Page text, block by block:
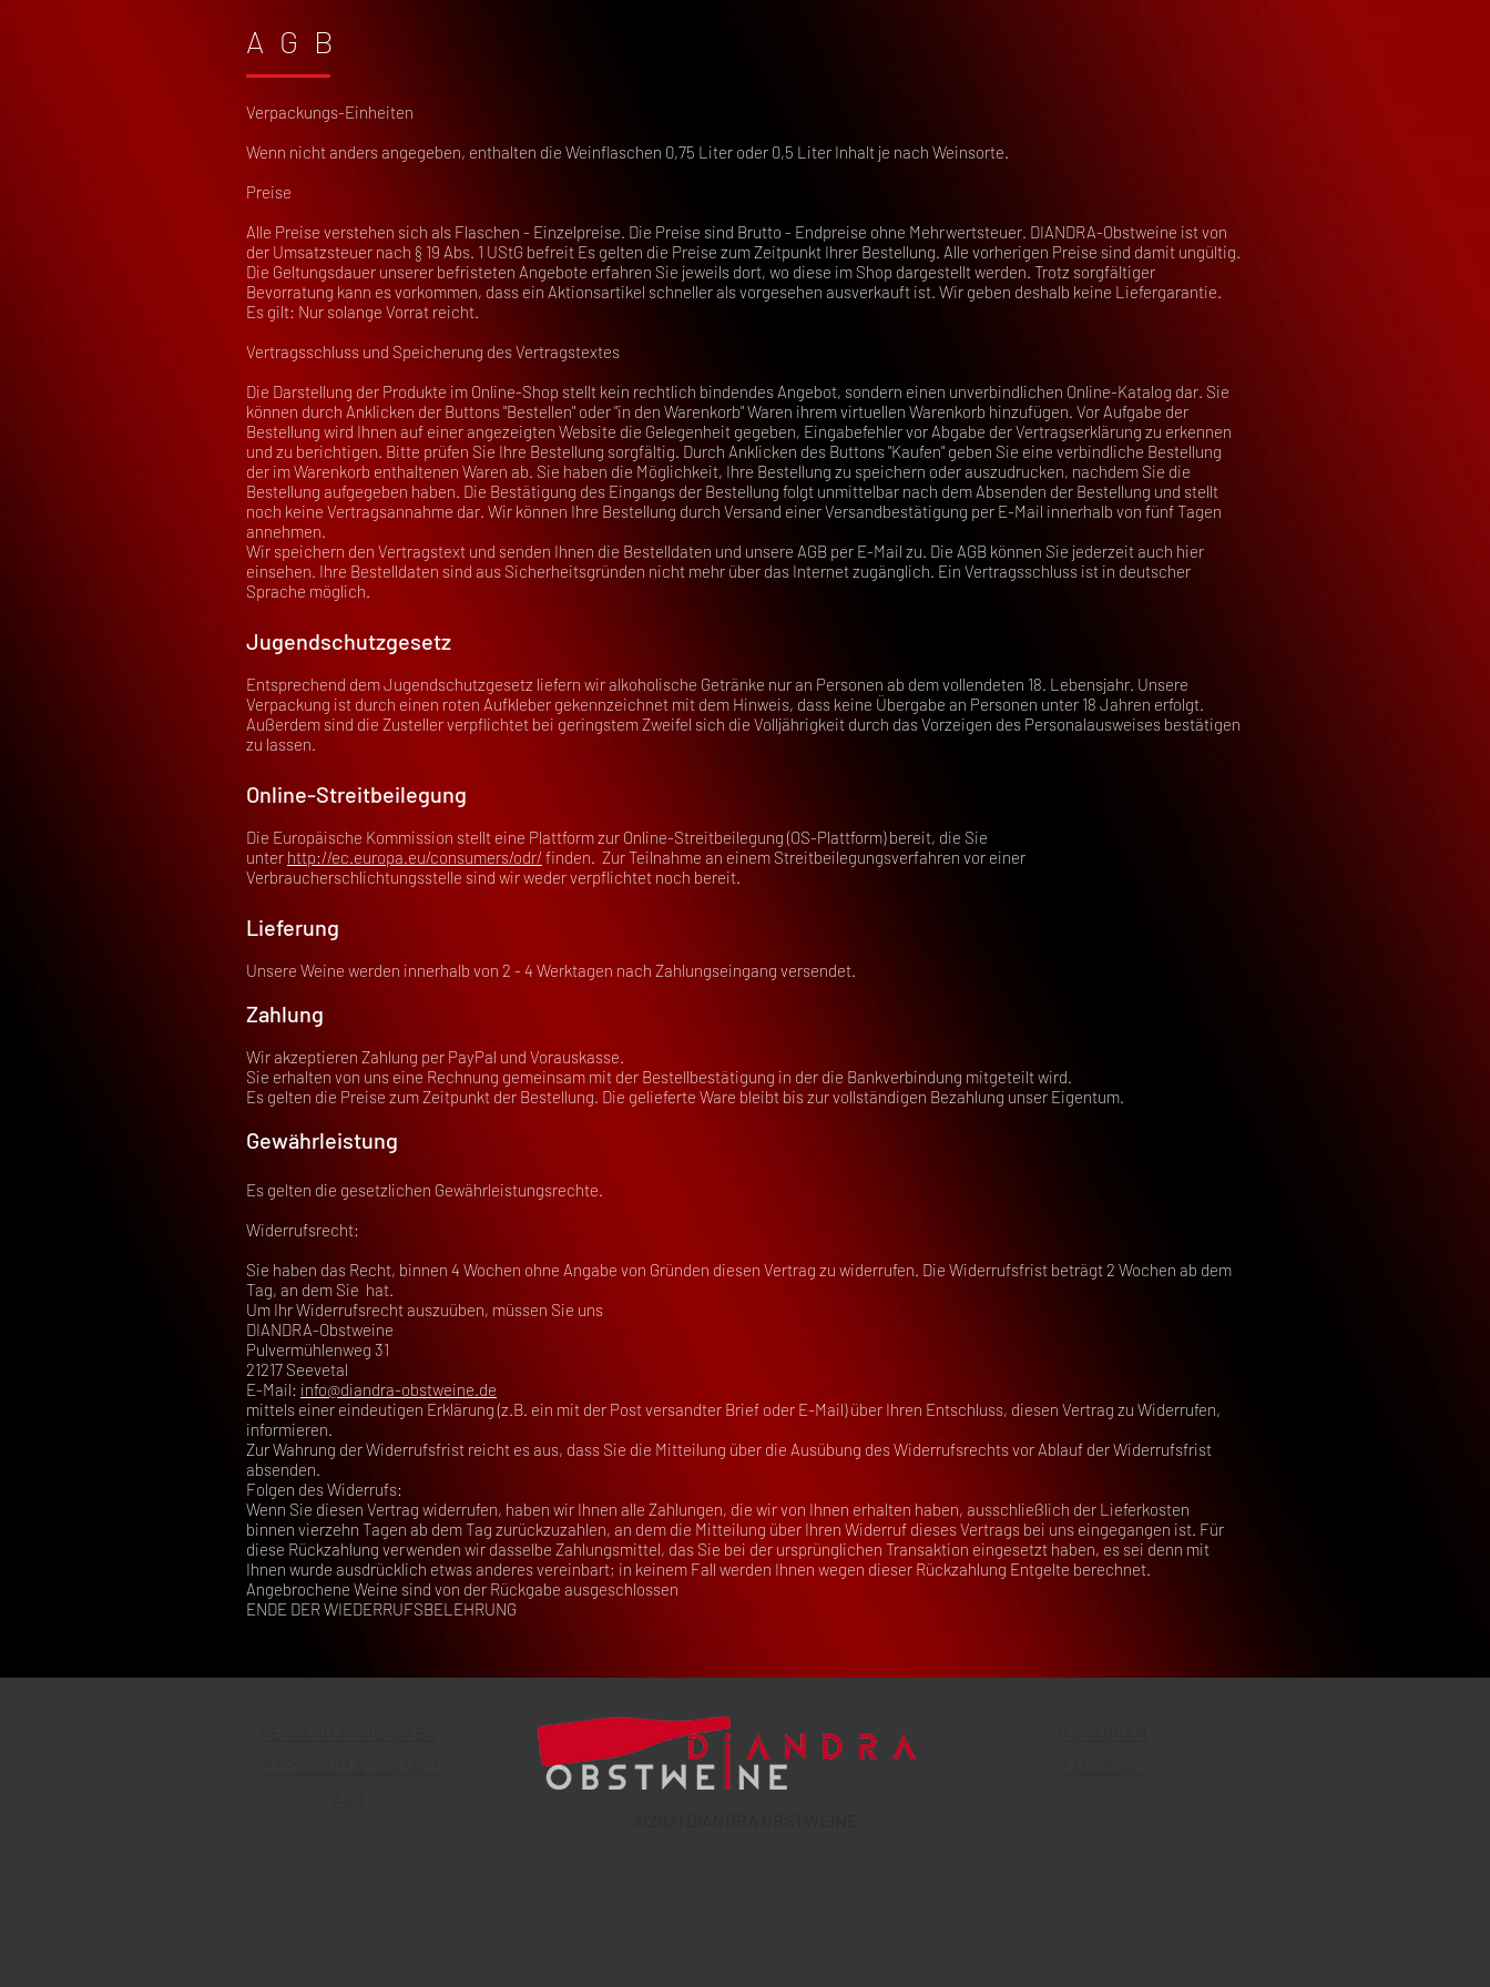
AGB
Verpackungs-Einheiten
Wenn nicht anders angegeben, enthalten die Weinflaschen 0,75 Liter oder 0,5 Liter Inhalt je nach Weinsorte.
Preise
Alle Preise verstehen sich als Flaschen - Einzelpreise. Die Preise sind Brutto - Endpreise ohne Mehrwertsteuer. DIANDRA-Obstweine ist von
der Umsatzsteuer nach § 19 Abs. 1 UStG befreit Es gelten die Preise zum Zeitpunkt Ihrer Bestellung. Alle vorherigen Preise sind damit ungültig.
Die Geltungsdauer unserer befristeten Angebote erfahren Sie jeweils dort, wo diese im Shop dargestellt werden. Trotz sorgfältiger
Bevorratung kann es vorkommen, dass ein Aktionsartikel schneller als vorgesehen ausverkauft ist. Wir geben deshalb keine Liefergarantie.
Es gilt: Nur solange Vorrat reicht.
Vertragsschluss und Speicherung des Vertragstextes
Die Darstellung der Produkte im Online-Shop stellt kein rechtlich bindendes Angebot, sondern einen unverbindlichen Online-Katalog dar. Sie
können durch Anklicken der Buttons "Bestellen" oder "in den Warenkorb" Waren ihrem virtuellen Warenkorb hinzufügen. Vor Aufgabe der
Bestellung wird Ihnen auf einer angezeigten Website die Gelegenheit gegeben, Eingabefehler vor Abgabe der Vertragserklärung zu erkennen
und zu berichtigen. Bitte prüfen Sie Ihre Bestellung sorgfältig. Durch Anklicken des Buttons "Kaufen" geben Sie eine verbindliche Bestellung
der im Warenkorb enthaltenen Waren ab. Sie haben die Möglichkeit, Ihre Bestellung zu speichern oder auszudrucken, nachdem Sie die
Bestellung aufgegeben haben. Die Bestätigung des Eingangs der Bestellung folgt unmittelbar nach dem Absenden der Bestellung und stellt
noch keine Vertragsannahme dar. Wir können Ihre Bestellung durch Versand einer Versandbestätigung per E-Mail innerhalb von fünf Tagen
annehmen.
Wir speichern den Vertragstext und senden Ihnen die Bestelldaten und unsere AGB per E-Mail zu. Die AGB können Sie jederzeit auch hier
einsehen. Ihre Bestelldaten sind aus Sicherheitsgründen nicht mehr über das Internet zugänglich. Ein Vertragsschluss ist in deutscher
Sprache möglich.
Jugendschutzgesetz
Entsprechend dem Jugendschutzgesetz liefern wir alkoholische Getränke nur an Personen ab dem vollendeten 18. Lebensjahr. Unsere
Verpackung ist durch einen roten Aufkleber gekennzeichnet mit dem Hinweis, dass keine Übergabe an Personen unter 18 Jahren erfolgt.
Außerdem sind die Zusteller verpflichtet bei geringstem Zweifel sich die Volljährigkeit durch das Vorzeigen des Personalausweises bestätigen
zu lassen.
Online-Streitbeilegung
Die Europäische Kommission stellt eine Plattform zur Online-Streitbeilegung (OS-Plattform) bereit, die Sie
unter http://ec.europa.eu/consumers/odr/finden. Zur Teilnahme an einem Streitbeilegungsverfahren vor einer
Verbraucherschlichtungsstelle sind wir weder verpflichtet noch bereit.
Lieferung
Unsere Weine werden innerhalb von 2 - 4 Werktagen nach Zahlungseingang versendet.
Zahlung
Wir akzeptieren Zahlung per PayPal und Vorauskasse.
Sie erhalten von uns eine Rechnung gemeinsam mit der Bestellbestätigung in der die Bankverbindung mitgeteilt wird.
Es gelten die Preise zum Zeitpunkt der Bestellung. Die gelieferte Ware bleibt bis zur vollständigen Bezahlung unser Eigentum.
Gewährleistung
Es gelten die gesetzlichen Gewährleistungsrechte.
Widerrufsrecht:
Sie haben das Recht, binnen 4 Wochen ohne Angabe von Gründen diesen Vertrag zu widerrufen. Die Widerrufsfrist beträgt 2 Wochen ab dem
Tag, an dem Sie hat.
Um Ihr Widerrufsrecht auszuüben, müssen Sie uns
DIANDRA-Obstweine
Pulvermühlenweg 31
21217 Seevetal
E-Mail: info@diandra-obstweine.de
mittels einer eindeutigen Erklärung (z.B. ein mit der Post versandter Brief oder E-Mail) über Ihren Entschluss, diesen Vertrag zu Widerrufen,
informieren.
Zur Wahrung der Widerrufsfrist reicht es aus, dass Sie die Mitteilung über die Ausübung des Widerrufsrechts vor Ablauf der Widerrufsfrist
absenden.
Folgen des Widerrufs:
Wenn Sie diesen Vertrag widerrufen, haben wir Ihnen alle Zahlungen, die wir von Ihnen erhalten haben, ausschließlich der Lieferkosten
binnen vierzehn Tagen ab dem Tag zurückzuzahlen, an dem die Mitteilung über Ihren Widerruf dieses Vertrags bei uns eingegangen ist. Für
diese Rückzahlung verwenden wir dasselbe Zahlungsmittel, das Sie bei der ursprünglichen Transaktion eingesetzt haben, es sei denn mit
Ihnen wurde ausdrücklich etwas anderes vereinbart; in keinem Fall werden Ihnen wegen dieser Rückzahlung Entgelte berechnet.
Angebrochene Weine sind von der Rückgabe ausgeschlossen
ENDE DER WIEDERRUFSBELEHRUNG